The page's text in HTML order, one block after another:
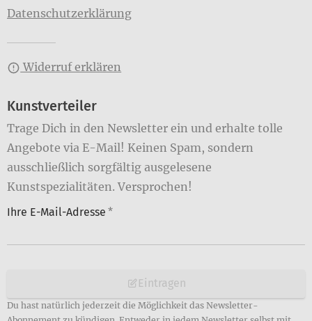
Datenschutzerklärung
Widerruf erklären
Kunstverteiler
Trage Dich in den Newsletter ein und erhalte tolle
Angebote via E-Mail! Keinen Spam, sondern
ausschließlich sorgfältig ausgelesene
Kunstspezialitäten. Versprochen!
Ihre E-Mail-Adresse *
Eintragen
Du hast natürlich jederzeit die Möglichkeit das Newsletter-